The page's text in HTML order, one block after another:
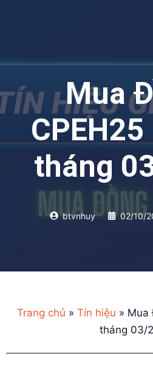
Mua
tháng
btvnhuy 02/10/
Trang chủ » Tín hiệu » Mua
tháng 03/